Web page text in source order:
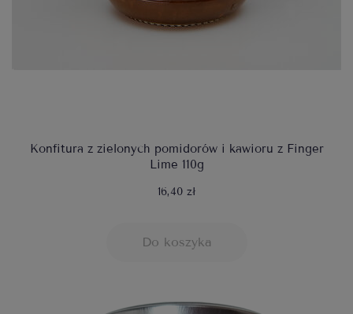
Konfitura z zielonych pomidorów i kawioru z Finger
Lime 110g
16,40 zł
Do koszyka